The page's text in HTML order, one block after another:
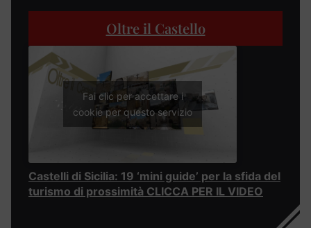
Oltre il Castello
Fai clic per accettare i
cookie per questo servizio
Castelli di Sicilia: 19 ‘mini guide’ per la sfida del
turismo di prossimità CLICCA PER IL VIDEO